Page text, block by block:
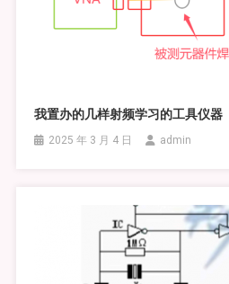
我置办的几样射频学习的工具仪器
2025 年 3 月 4 日 admin